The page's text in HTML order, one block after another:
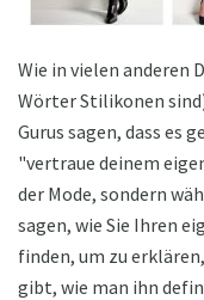
Wie in vielen anderen
Wörter Stilikonen
Gurus sagen, dass es
"vertraue deinem
der Mode, sondern
sagen, wie Sie Ihren
finden, um zu
gibt, wie man ihn